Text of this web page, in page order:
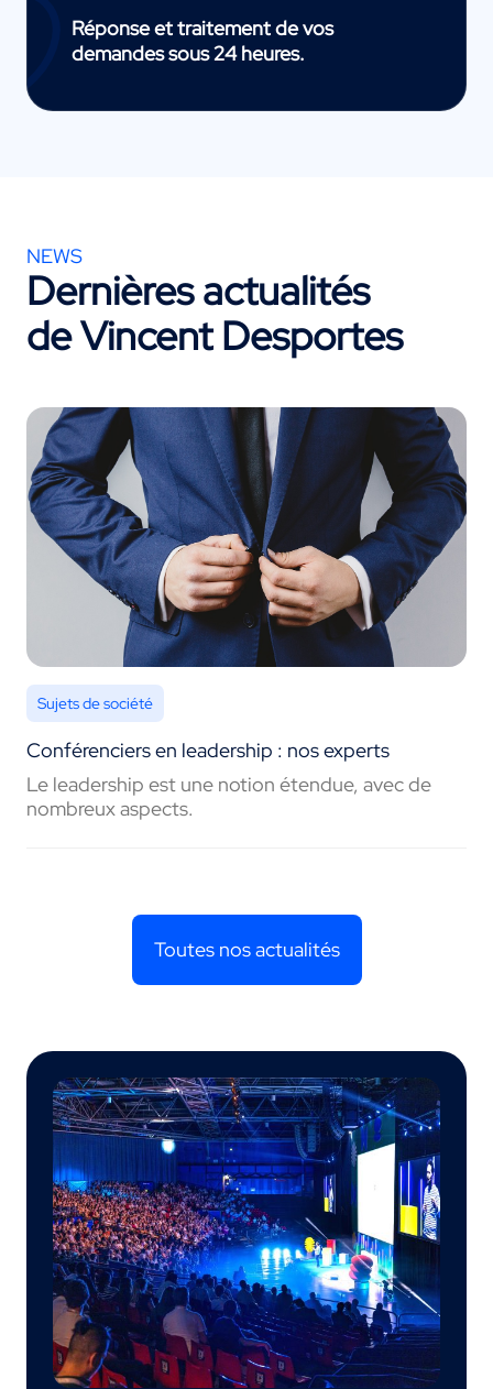
Réponse et traitement de vos
demandes sous 24 heures.
NEWS
Dernières actualités
de Vincent Desportes
Sujets de société
Conférenciers en leadership : nos experts
Le leadership est une notion étendue, avec de
nombreux aspects.
Toutes nos actualités